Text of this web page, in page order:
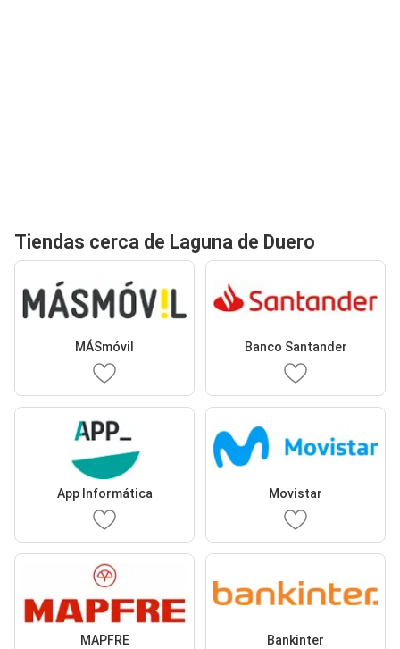
Tiendas cerca de Laguna de Duero
MÁSmóvil Banco Santander
App Informática Movistar
MAPFRE Bankinter